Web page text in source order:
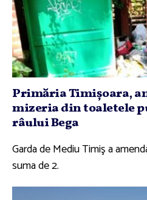
Primăria Timişoara,
mizeria din toaletele
râului Bega
Garda de Mediu Timiş a
suma de 2.